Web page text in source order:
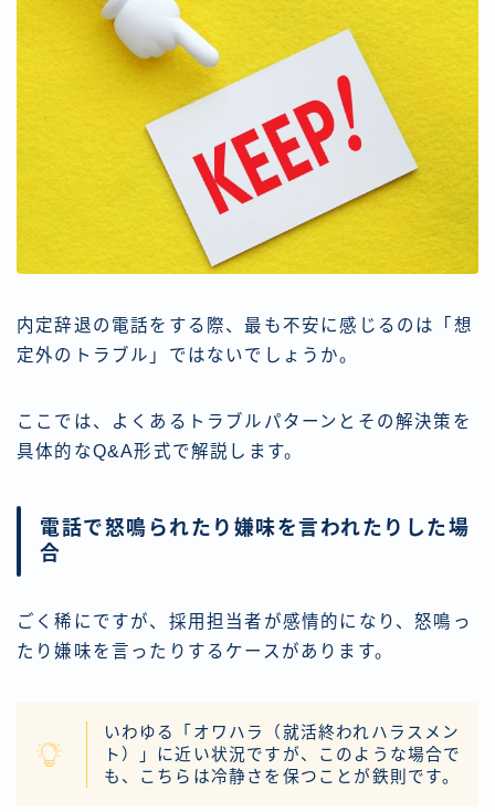
内定辞退の電話をする際、最も不安に感じるのは「想
定外のトラブル」ではないでしょうか。
ここでは、よくあるトラブルパターンとその解決策を
具体的なQ&A形式で解説します。
電話で怒鳴られたり嫌味を言われたりした場
合
ごく稀にですが、採用担当者が感情的になり、怒鳴っ
たり嫌味を言ったりするケースがあります。
いわゆる「オワハラ（就活終われハラスメン
ト）」に近い状況ですが、このような場合で
も、こちらは冷静さを保つことが鉄則です。